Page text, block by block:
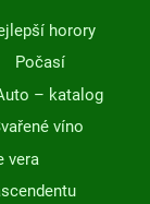
horory
Počasí
– katalog
víno
vera